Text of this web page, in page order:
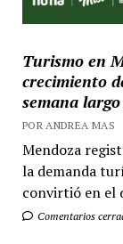
Turismo en
crecimiento
semana
POR ANDREA MAS
Mendoza
la demanda
convirtió en el
Comentarios